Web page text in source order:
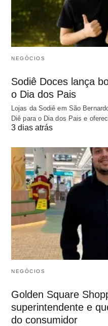
NEGÓCIOS
Sodiê Doces lança
o Dia dos Pais
Lojas da Sodiê em São
Diê para o Dia dos Pais e
3 dias atrás
NEGÓCIOS
Golden Square
superintendente e
do consumidor